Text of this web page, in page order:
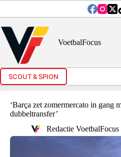
inhoud
VoetbalFocus
SCOUT & SPION
‘Barça zet zomermercato in gang
dubbeltransfer’
Redactie VoetbalFocus